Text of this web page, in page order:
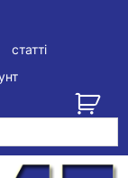
статті